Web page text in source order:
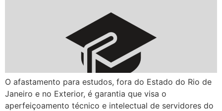
O afastamento para estudos, fora do Estado do Rio de
Janeiro e no Exterior, é garantia que visa o
aperfeiçoamento técnico e intelectual de servidores do